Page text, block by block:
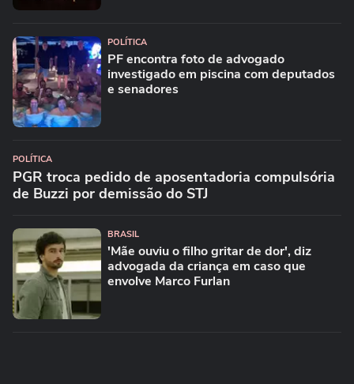
POLÍTICA
PF encontra foto de advogado
investigado em piscina com deputados
e senadores
POLÍTICA
PGR troca pedido de aposentadoria compulsória
de Buzzi por demissão do STJ
BRASIL
'Mãe ouviu o filho gritar de dor', diz
advogada da criança em caso que
envolve Marco Furlan